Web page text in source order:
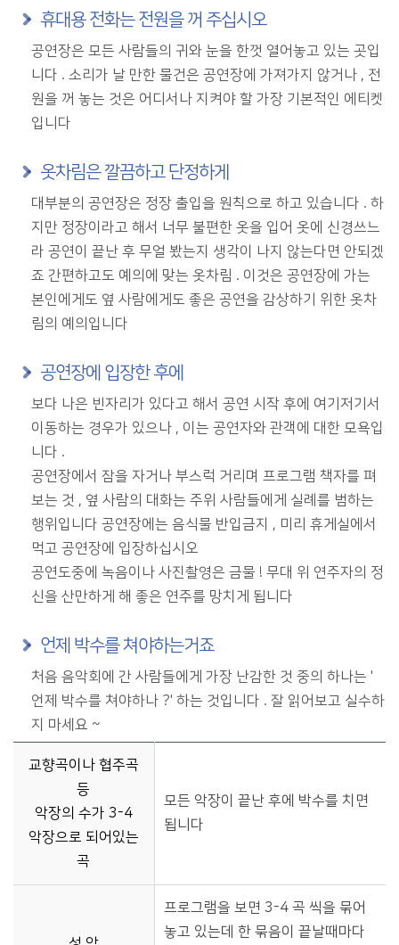
휴대용 전화는 전원을 꺼 주십시오
공연장은 모든 사람들의 귀와 눈을 한껏 열어놓고 있는 곳입
니다 . 소리가 날 만한 물건은 공연장에 가져가지 않거나 , 전
원을 꺼 놓는 것은 어디서나 지켜야 할 가장 기본적인 에티켓
입니다
옷차림은 깔끔하고 단정하게
대부분의 공연장은 정장 출입을 원칙으로 하고 있습니다 . 하
지만 정장이라고 해서 너무 불편한 옷을 입어 옷에 신경쓰느
라 공연이 끝난 후 무얼 봤는지 생각이 나지 않는다면 안되겠
죠 간편하고도 예의에 맞는 옷차림 . 이것은 공연장에 가는
본인에게도 옆 사람에게도 좋은 공연을 감상하기 위한 옷차
림의 예의입니다
공연장에 입장한 후에
보다 나은 빈자리가 있다고 해서 공연 시작 후에 여기저기서
이동하는 경우가 있으나 , 이는 공연자와 관객에 대한 모욕입
니다 .
공연장에서 잠을 자거나 부스럭 거리며 프로그램 책자를 펴
보는 것 , 옆 사람의 대화는 주위 사람들에게 실례를 범하는
행위입니다 공연장에는 음식물 반입금지 , 미리 휴게실에서
먹고 공연장에 입장하십시오
공연도중에 녹음이나 사진촬영은 금물 ! 무대 위 연주자의 정
신을 산만하게 해 좋은 연주를 망치게 됩니다
언제 박수를 쳐야하는거죠
처음 음악회에 간 사람들에게 가장 난감한 것 중의 하나는 '
언제 박수를 쳐야하나 ?' 하는 것입니다 . 잘 읽어보고 실수하
지 마세요 ~
공연 종류별 박수 매너 정보를 제공: 교향곡/협주곡, 성악, 기악연주, 오페라, 국악(궁중음악, 정악, 민속음악), 한국 창작춤/현대무용, 발레
교향곡이나 협주곡
등
악장의 수가 3-4
악장으로 되어있는
곡
모든 악장이 끝난 후에 박수를 치면
됩니다
프로그램을 보면 3-4 곡 씩을 묶어
놓고 있는데 한 묶음이 끝날때마다